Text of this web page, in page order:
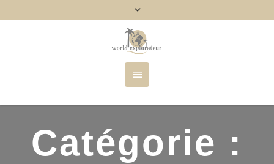
Catégorie :